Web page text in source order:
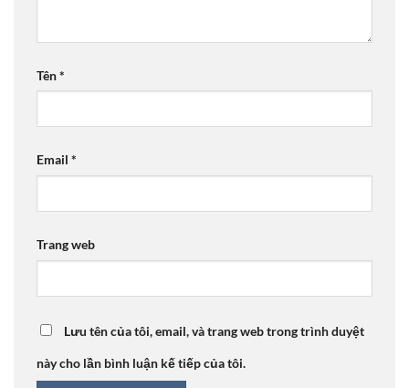
Tên*
Email *
Trang web
Lưu tên của tôi, email, và trang web trong trình duyệt
này cho lần bình luận kế tiếp của tôi.